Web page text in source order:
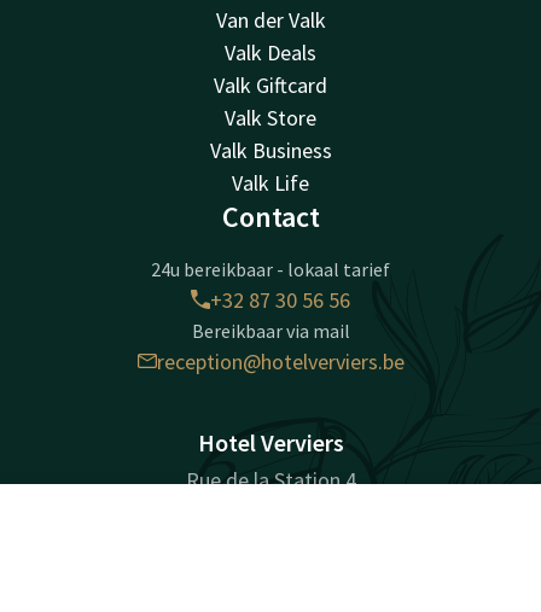
Van der Valk
Valk Deals
Valk Giftcard
Valk Store
Valk Business
Valk Life
Contact
24u bereikbaar - lokaal tarief
+32 87 30 56 56
Bereikbaar via mail
reception@hotelverviers.be
Hotel Verviers
Rue de la Station 4